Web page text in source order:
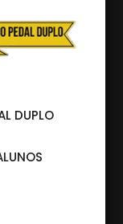
DUPLO